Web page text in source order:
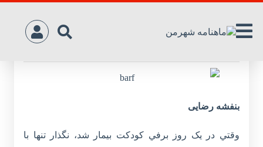
بنفشه رضایی
وقتي در يک روز برفي کودکت بيمار شد، نگذار تنها با